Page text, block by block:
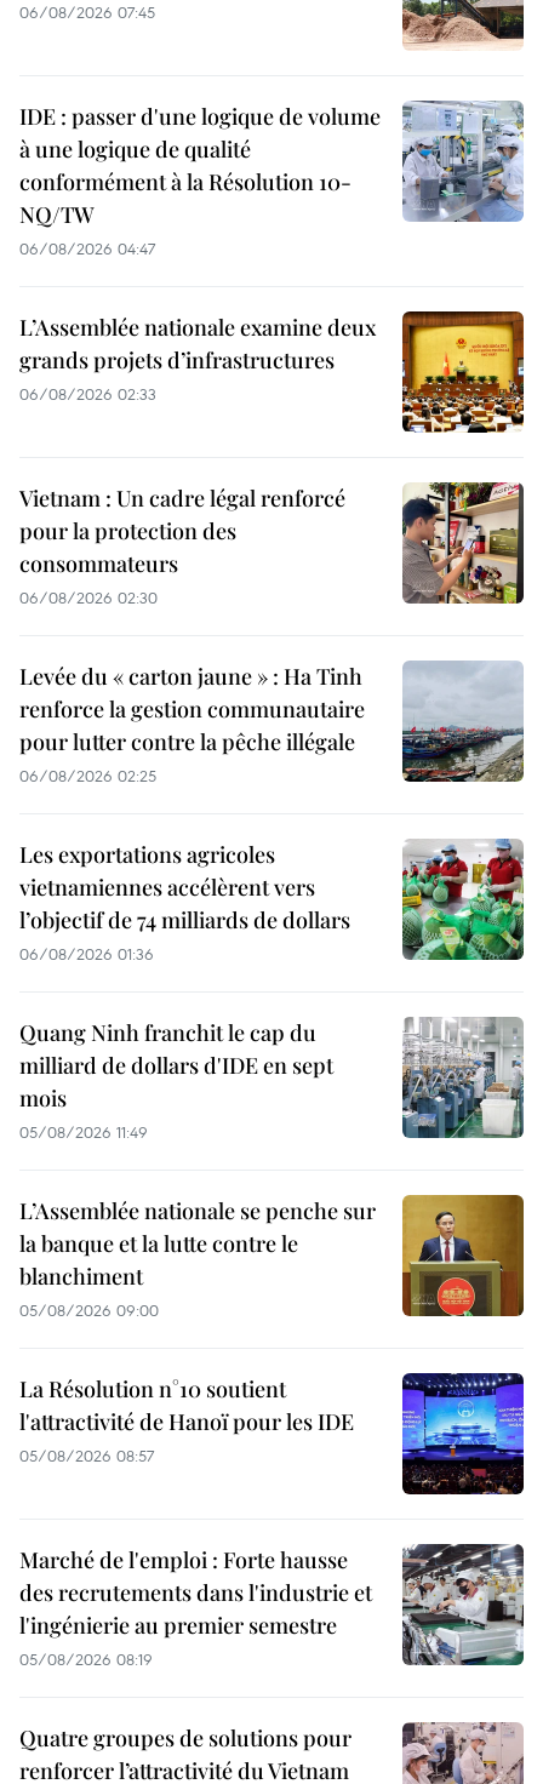
06/08/2026 07:45
IDE : passer d'une logique de volume
à une logique de qualité
conformément à la Résolution 10-
NQ/TW
06/08/2026 04:47
L’Assemblée nationale examine deux
grands projets d’infrastructures
06/08/2026 02:33
Vietnam : Un cadre légal renforcé
pour la protection des
consommateurs
06/08/2026 02:30
Levée du « carton jaune » : Ha Tinh
renforce la gestion communautaire
pour lutter contre la pêche illégale
06/08/2026 02:25
Les exportations agricoles
vietnamiennes accélèrent vers
l’objectif de 74 milliards de dollars
06/08/2026 01:36
Quang Ninh franchit le cap du
milliard de dollars d'IDE en sept
mois
05/08/2026 11:49
L’Assemblée nationale se penche sur
la banque et la lutte contre le
blanchiment
05/08/2026 09:00
La Résolution n°10 soutient
l'attractivité de Hanoï pour les IDE
05/08/2026 08:57
Marché de l'emploi : Forte hausse
des recrutements dans l'industrie et
l'ingénierie au premier semestre
05/08/2026 08:19
Quatre groupes de solutions pour
renforcer l’attractivité du Vietnam